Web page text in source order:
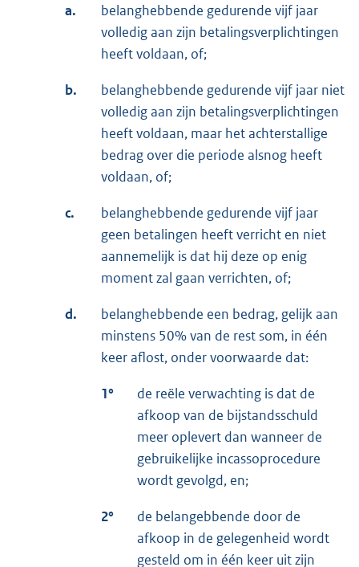
a.
belanghebbende gedurende vijf jaar
volledig aan zijn betalingsverplichtingen
heeft voldaan, of;
b.
belanghebbende gedurende vijf jaar niet
volledig aan zijn betalingsverplichtingen
heeft voldaan, maar het achterstallige
bedrag over die periode alsnog heeft
voldaan, of;
c.
belanghebbende gedurende vijf jaar
geen betalingen heeft verricht en niet
aannemelijk is dat hij deze op enig
moment zal gaan verrichten, of;
d.
belanghebbende een bedrag, gelijk aan
minstens 50% van de rest som, in één
keer aflost, onder voorwaarde dat:
1°
de reële verwachting is dat de
afkoop van de bijstandsschuld
meer oplevert dan wanneer de
gebruikelijke incassoprocedure
wordt gevolgd, en;
2°
de belangebbende door de
afkoop in de gelegenheid wordt
gesteld om in één keer uit zijn